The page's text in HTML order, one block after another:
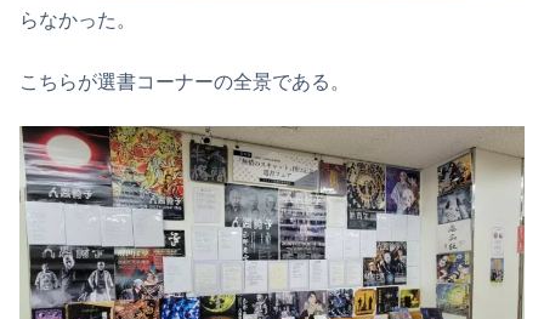
らなかった。
こちらが選書コーナーの全景である。